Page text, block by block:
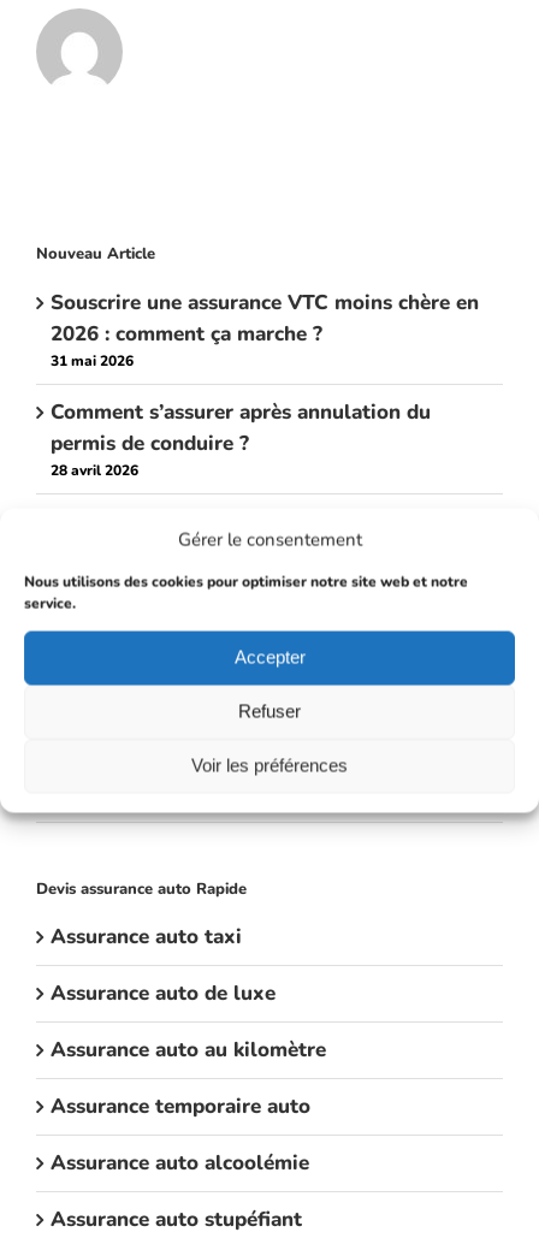
Gérer le consentement
Nous utilisons des cookies pour optimiser notre site web et notre
service.
Accepter
Refuser
Voir les préférences
Nouveau Article
Souscrire une assurance VTC moins chère en
2026 : comment ça marche ?
31 mai 2026
Comment s’assurer après annulation du
permis de conduire ?
28 avril 2026
choisir son contrat sur mesure ?
13 avril 2026
Assurance habitation : locataire et
propriétaire, que faut-il vraiment assurer ?
27 février 2026
et astuces pour payer moins cher
Devis assurance auto Rapide
Assurance auto taxi
Assurance auto de luxe
Assurance auto au kilomètre
Assurance temporaire auto
Assurance auto alcoolémie
Assurance auto stupéfiant